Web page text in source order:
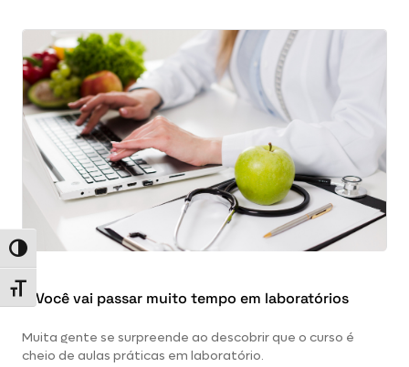
Alternar alto contraste
Alternar tamanho da fonte
1. Você vai passar muito tempo em laboratórios
Muita gente se surpreende ao descobrir que o curso é
cheio de aulas práticas em laboratório.